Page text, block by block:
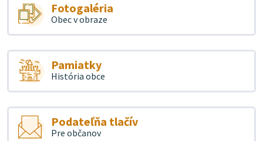
Fotogaléria
Obec v obraze
Pamiatky
História obce
Podateľňa tlačív
Pre občanov